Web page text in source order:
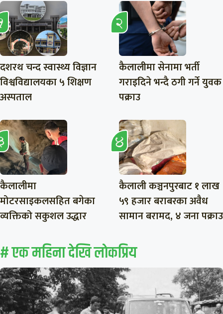
दशरथ चन्द स्वास्थ्य विज्ञान
विश्वविद्यालयका ५ शिक्षण
अस्पताल
कैलालीमा सेनामा भर्ती
गराइदिने भन्दै ठगी गर्ने युवक
पक्राउ
कैलालीमा
मोटरसाइकलसहित बगेका
व्यक्तिको सकुशल उद्धार
कैलाली कञ्चनपुरबाट १ लाख
५९ हजार बराबरका अवैध
सामान बरामद, ४ जना पक्राउ
# एक महिना देखि लाेकप्रिय